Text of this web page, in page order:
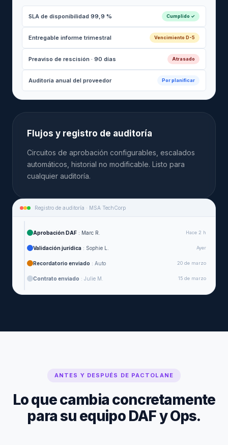
SLA de disponibilidad 99,9 % Cumplido ✓
Entregable informe trimestral Vencimiento D-5
Preaviso de rescisión · 90 días Atrasado
Auditoría anual del proveedor Por planificar
Flujos y registro de auditoría
Circuitos de aprobación configurables, escalados
automáticos, historial no modificable. Listo para
cualquier auditoría.
Registro de auditoría · MSA TechCorp
Aprobación DAF : Marc R. Hace 2 h
Validación jurídica : Sophie L. Ayer
Recordatorio enviado : Auto 20 de marzo
Contrato enviado : Julie M. 15 de marzo
ANTES Y DESPUÉS DE PACTOLANE
Lo que cambia concretamente
para su equipo DAF y Ops.